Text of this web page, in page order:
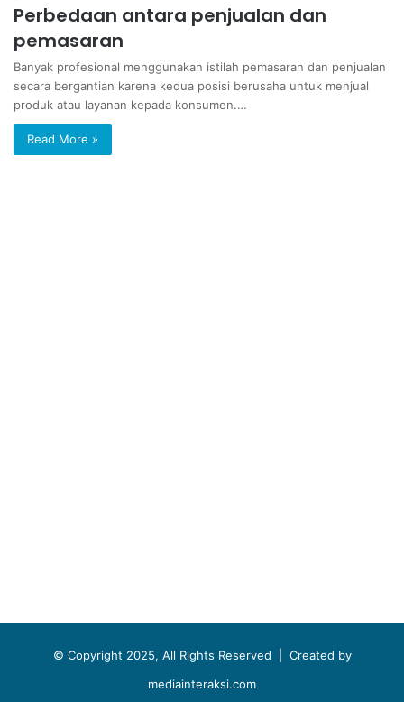
Perbedaan antara penjualan dan
pemasaran
Banyak profesional menggunakan istilah pemasaran dan penjualan
secara bergantian karena kedua posisi berusaha untuk menjual
produk atau layanan kepada konsumen.…
Read More »
© Copyright 2025, All Rights Reserved | Created by
mediainteraksi.com